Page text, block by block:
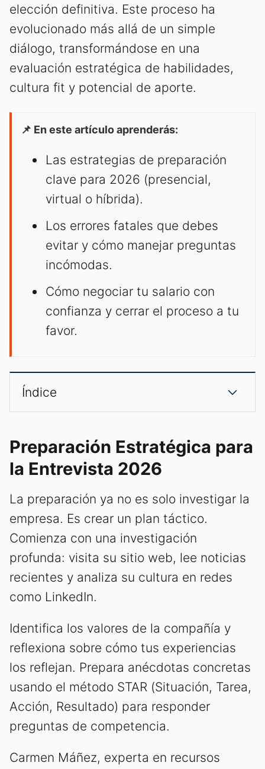
elección definitiva. Este proceso ha
evolucionado más allá de un simple
diálogo, transformándose en una
evaluación estratégica de habilidades,
cultura fit y potencial de aporte.
📌 En este artículo aprenderás:
Las estrategias de preparación
clave para 2026 (presencial,
virtual o híbrida).
Los errores fatales que debes
evitar y cómo manejar preguntas
incómodas.
Cómo negociar tu salario con
confianza y cerrar el proceso a tu
favor.
Índice
Preparación Estratégica para
la Entrevista 2026
La preparación ya no es solo investigar la
empresa. Es crear un plan táctico.
Comienza con una investigación
profunda: visita su sitio web, lee noticias
recientes y analiza su cultura en redes
como LinkedIn.
Identifica los valores de la compañía y
reflexiona sobre cómo tus experiencias
los reflejan. Prepara anécdotas concretas
usando el método STAR (Situación, Tarea,
Acción, Resultado) para responder
preguntas de competencia.
Carmen Máñez, experta en recursos